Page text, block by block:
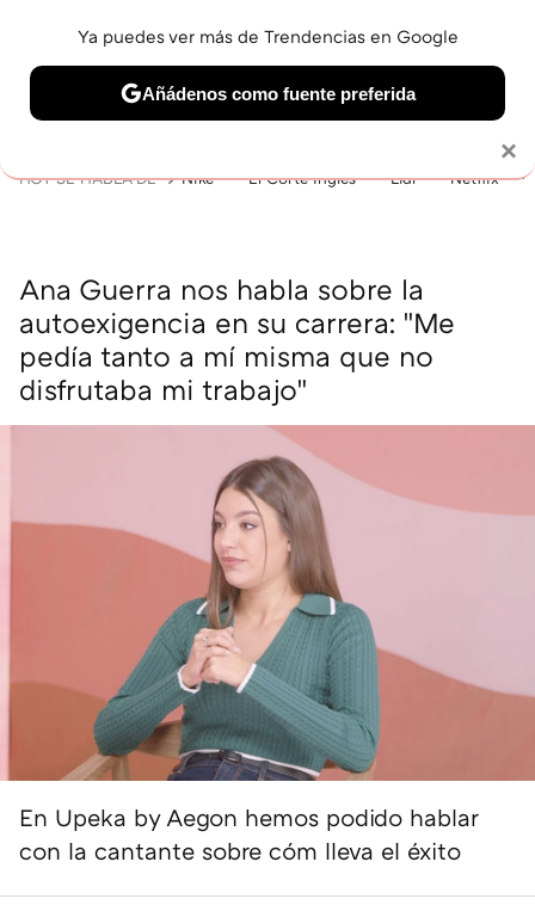
BELLEZA SHOPPING VIAJES GASTRO SNEAKERS
HOY SE HABLA DE Nike El Corte Inglés Lidl Netflix
Ana Guerra nos habla sobre la
autoexigencia en su carrera: "Me
pedía tanto a mí misma que no
disfrutaba mi trabajo"
En Upeka by Aegon hemos podido hablar
con la cantante sobre cóm lleva el éxito
×
Ya puedes ver más de Trendencias en Google
Añádenos como fuente preferida